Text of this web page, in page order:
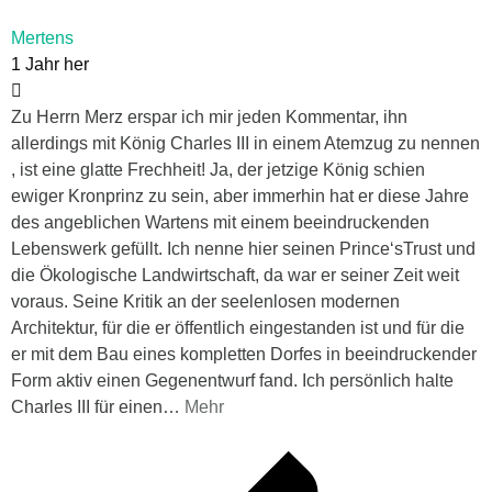
Mertens
1 Jahr her
Zu Herrn Merz erspar ich mir jeden Kommentar, ihn
allerdings mit König Charles III in einem Atemzug zu nennen
, ist eine glatte Frechheit! Ja, der jetzige König schien
ewiger Kronprinz zu sein, aber immerhin hat er diese Jahre
des angeblichen Wartens mit einem beeindruckenden
Lebenswerk gefüllt. Ich nenne hier seinen Prince‘sTrust und
die Ökologische Landwirtschaft, da war er seiner Zeit weit
voraus. Seine Kritik an der seelenlosen modernen
Architektur, für die er öffentlich eingestanden ist und für die
er mit dem Bau eines kompletten Dorfes in beeindruckender
Form aktiv einen Gegenentwurf fand. Ich persönlich halte
Charles III für einen… Mehr